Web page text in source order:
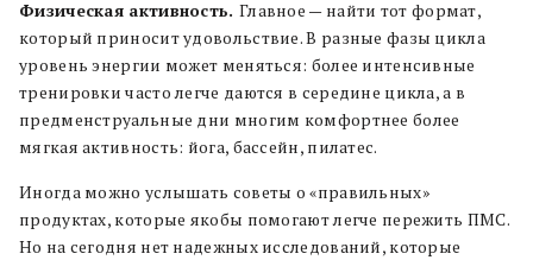
Физическая активность. Главное — найти тот формат,
который приносит удовольствие. В разные фазы цикла
уровень энергии может меняться: более интенсивные
тренировки часто легче даются в середине цикла, а в
предменструальные дни многим комфортнее более
мягкая активность: йога, бассейн, пилатес.
Иногда можно услышать советы о «правильных»
продуктах, которые якобы помогают легче пережить ПМС.
Но на сегодня нет надежных исследований, которые